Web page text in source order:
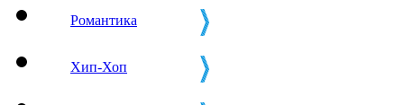
Романтика
Хип-Хоп